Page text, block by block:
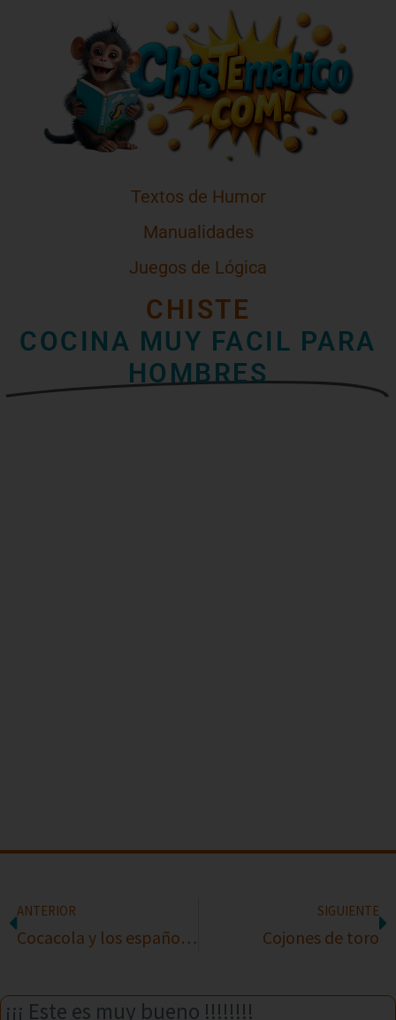
Textos de Humor
Manualidades
Juegos de Lógica
CHISTE
COCINA MUY FACIL PARA
HOMBRES
ANTERIOR
Cocacola y los españoles
SIGUIENTE
Cojones de toro
¡¡¡ Este es muy bueno !!!!!!!!